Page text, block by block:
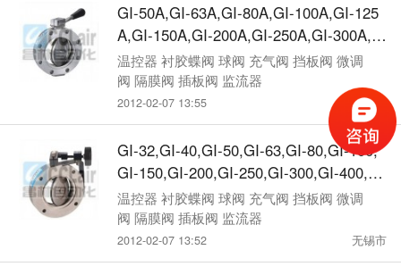
GI-50A,GI-63A,GI-80A,GI-100A,GI-125
A,GI-150A,GI-200A,GI-250A,GI-300A,高
真空蝶阀
温控器 衬胶蝶阀 球阀 充气阀 挡板阀 微调
阀 隔膜阀 插板阀 监流器
2012-02-07 13:55 无锡市
GI-32,GI-40,GI-50,GI-63,GI-80,GI-100,
GI-150,GI-200,GI-250,GI-300,GI-400,高
真空蝶阀
温控器 衬胶蝶阀 球阀 充气阀 挡板阀 微调
阀 隔膜阀 插板阀 监流器
2012-02-07 13:52 无锡市